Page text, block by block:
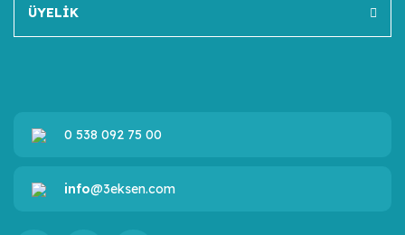
ÜYELİK
0 538 092 75 00
info@3eksen.com